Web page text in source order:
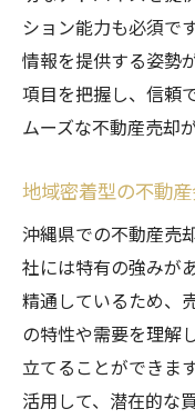
ション能力も必須で
情報を提供する姿勢
項目を把握し、信頼
ムーズな不動産売却
地域密着型の不動
沖縄県での不動産売
社には特有の強みが
精通しているため、
の特性や需要を理解
立てることができま
活用して、潜在的な